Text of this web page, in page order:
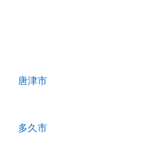
唐津市
多久市